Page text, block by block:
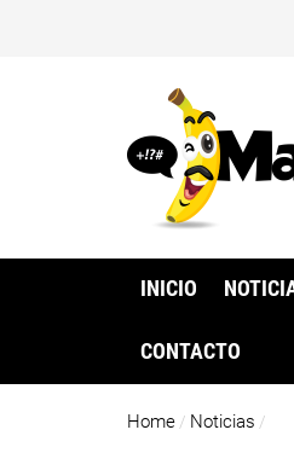
INICIO
CONTACTO
Home / Noticias /